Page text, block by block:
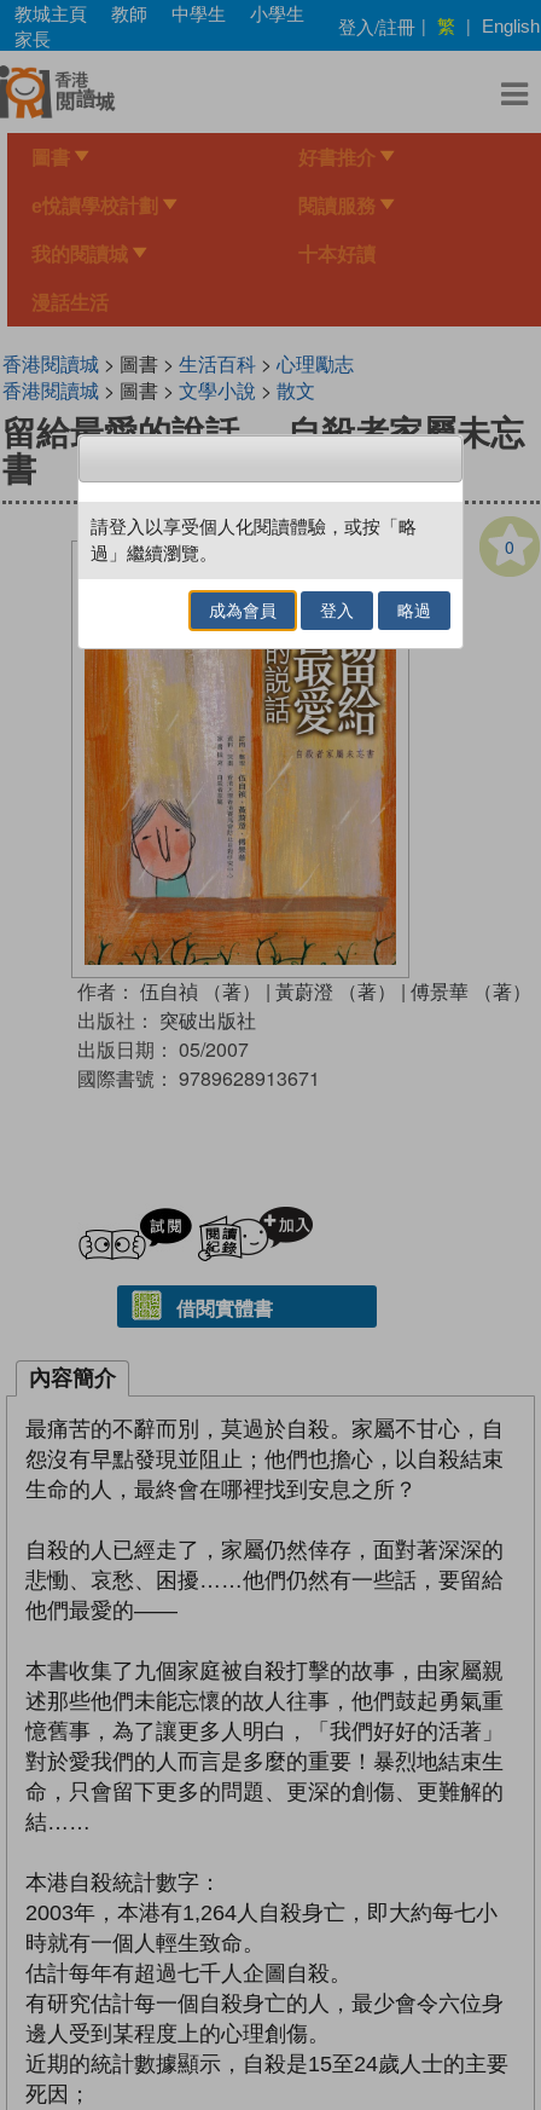
Skip
main
content
教城主頁 教師 中學生
小學生
家長
登入/註冊 | 繁 | English
圖書 好書推介
e悅讀學校計劃 閱讀服務
我的閱讀城 十本好讀
漫話生活
香港閱讀城> 圖書 > 生活百科> 心理勵志
香港閱讀城> 圖書 > 文學小說 > 散文
留給最愛的說話──自殺者家屬未忘
書
0
作者： 伍自禎 （著） | 黃蔚澄 （著） | 傅景華 （著）
出版社： 突破出版社
出版日期： 05/2007
國際書號： 9789628913671
試閲
借閱實體書
內容簡介
最痛苦的不辭而別，莫過於自殺。家屬不甘心，自
怨沒有早點發現並阻止；他們也擔心，以自殺結束
生命的人，最終會在哪裡找到安息之所？
自殺的人已經走了，家屬仍然倖存，面對著深深的
悲慟、哀愁、困擾……他們仍然有一些話，要留給
他們最愛的——
本書收集了九個家庭被自殺打擊的故事，由家屬親
述那些他們未能忘懷的故人往事，他們鼓起勇氣重
憶舊事，為了讓更多人明白，「我們好好的活著」
對於愛我們的人而言是多麼的重要！暴烈地結束生
命，只會留下更多的問題、更深的創傷、更難解的
結……
本港自殺統計數字：
2003年，本港有1,264人自殺身亡，即大約每七小
時就有一個人輕生致命。
估計每年有超過七千人企圖自殺。
有研究估計每一個自殺身亡的人，最少會令六位身
邊人受到某程度上的心理創傷。
近期的統計數據顯示，自殺是15至24歲人士的主要
死因；
請登入以享受個人化閱讀體驗，或按「略
過」繼續瀏覽。
成為會員 登入 略過